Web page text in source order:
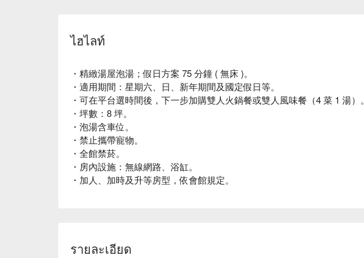
ไฮไลท์
・精緻湯屋泡湯；假日方案 75 分鐘 ( 無床 )。
・適用期間：星期六、日、新年期間及國定假日等。
・可在平台選時間後，下一步加購雙人火鍋餐或雙人風味餐（4 菜 1 湯）。
・坪數：8 坪。
・泡湯含車位。
・禁止攜帶寵物。
・全館禁菸。
・房內設施：無線網路、浴缸。
・加人、加時及升等房型，依會館規定。
รายละเอียด